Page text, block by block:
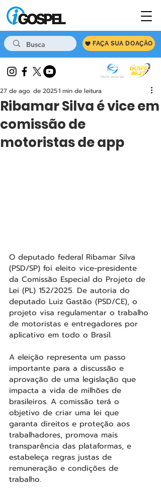
FAÇA SUA DOAÇÃO
Ribamar Silva é vice em
comissão de
motoristas de app
27 de ago. de 20251 min de leitura
O deputado federal Ribamar Silva
(PSD/SP) foi eleito vice-presidente
da Comissão Especial do Projeto de
Lei (PL) 152/2025. De autoria do
deputado Luiz Gastão (PSD/CE), o
projeto visa regulamentar o trabalho
de motoristas e entregadores por
aplicativo em todo o Brasil.
A eleição representa um passo
importante para a discussão e
aprovação de uma legislação que
impacta a vida de milhões de
brasileiros. A comissão terá o
objetivo de criar uma lei que
garanta direitos e proteção aos
trabalhadores, promova mais
transparência das plataformas, e
estabeleça regras justas de
remuneração e condições de
trabalho.